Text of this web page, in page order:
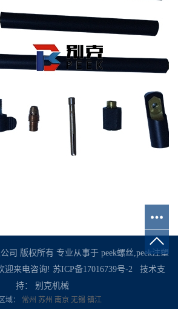
司 版权所有 专业从事于 peek螺丝,peek注塑
迎来电咨询! 苏ICP备17016739号-2技术支
持： 别克机械
域： 常州 苏州 南京 无锡 镇江